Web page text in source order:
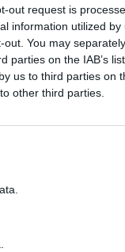
out request is
information utilized by
You may
parties on the IAB’s
us to third parties on
other third parties.
στα
στα μεγάλα
οικονομιών
πολύ πιο
σύντομα σε